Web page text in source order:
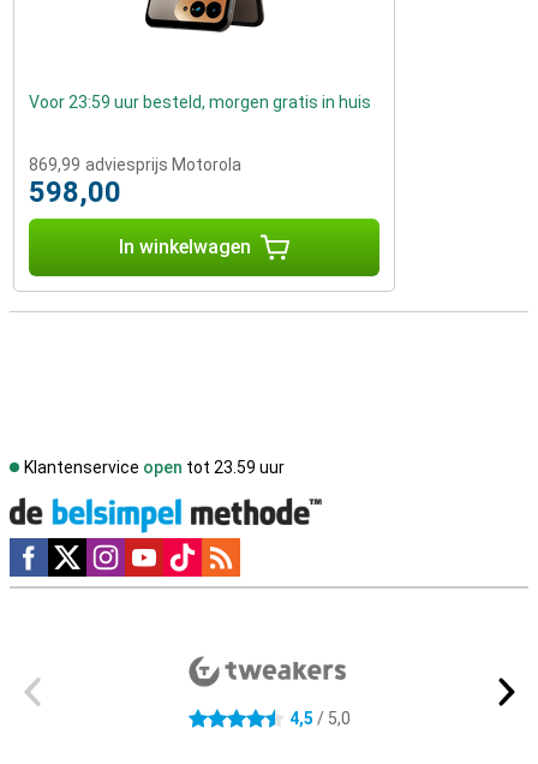
Voor 23:59 uur besteld, morgen gratis in huis
869,99 adviesprijs Motorola
598,00
In winkelwagen
Klantenservice open tot 23.59 uur
Social media
4.5 sterren 4,5 / 5,0